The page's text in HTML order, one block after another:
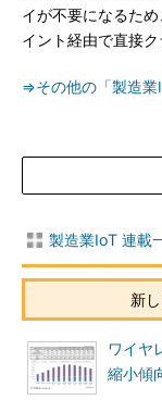
イが不要になるた
イント経由で直接ク
⇒その他の「製造業
製造業IoT 連載
新
ワイヤ
縮小傾